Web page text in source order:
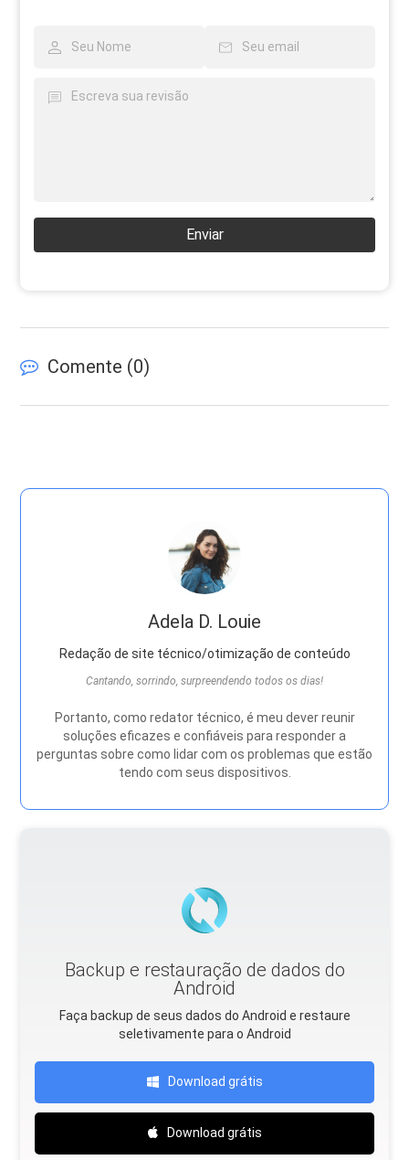
Enviar
Comente (0)
Adela D. Louie
Redação de site técnico/otimização de conteúdo
Cantando, sorrindo, surpreendendo todos os dias!
Portanto, como redator técnico, é meu dever reunir
soluções eficazes e confiáveis ​​para responder a
perguntas sobre como lidar com os problemas que estão
tendo com seus dispositivos.
Backup e restauração de dados do
Android
Faça backup de seus dados do Android e restaure
seletivamente para o Android
Download grátis
Download grátis